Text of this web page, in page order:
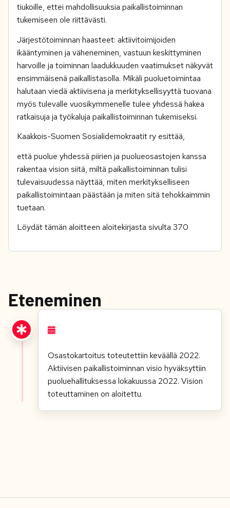
tiukoille, ettei mahdollisuuksia paikallistoiminnan
tukemiseen ole riittävästi.
Järjestötoiminnan haasteet: aktiivitoimijoiden
ikääntyminen ja väheneminen, vastuun keskittyminen
harvoille ja toiminnan laadukkuuden vaatimukset näkyvät
ensimmäisenä paikallistasolla. Mikäli puoluetoimintaa
halutaan viedä aktiivisena ja merkityksellisyyttä tuovana
myös tulevalle vuosikymmenelle tulee yhdessä hakea
ratkaisuja ja työkaluja paikallistoiminnan tukemiseksi.
Kaakkois-Suomen Sosialidemokraatit ry esittää,
että puolue yhdessä piirien ja puolueosastojen kanssa
rakentaa vision siitä, miltä paikallistoiminnan tulisi
tulevaisuudessa näyttää, miten merkitykselliseen
paikallistoimintaan päästään ja miten sitä tehokkaimmin
tuetaan.
Löydät tämän aloitteen aloitekirjasta sivulta 370
Eteneminen
Osastokartoitus toteutettiin keväällä 2022.
Aktiivisen paikallistoiminnan visio hyväksyttiin
puoluehallituksessa lokakuussa 2022. Vision
toteuttaminen on aloitettu.